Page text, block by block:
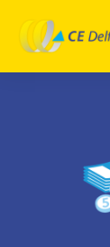
Logo
CE
Delft